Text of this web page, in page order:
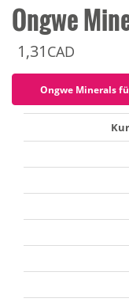
Ongwe
1,31 CAD
Ongwe Minerals